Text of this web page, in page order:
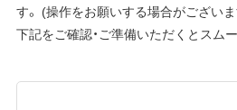
す。 (操作をお願いする場合がございま
下記をご確認・ご準備いただくとスム